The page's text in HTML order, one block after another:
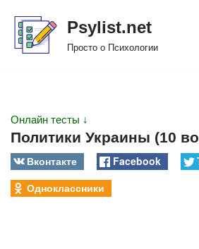
Перейти
Psylist.net
Просто о Психологии
Онлайн тесты ↓
Политики Украины (10
Вконтакте Facebook
Одноклассники